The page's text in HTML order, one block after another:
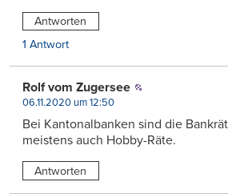
Antworten
1 Antwort
Rolf vom Zugersee
06.11.2020 um 12:50
Bei Kantonalbanken sind die
meistens auch Hobby-Räte.
Antworten